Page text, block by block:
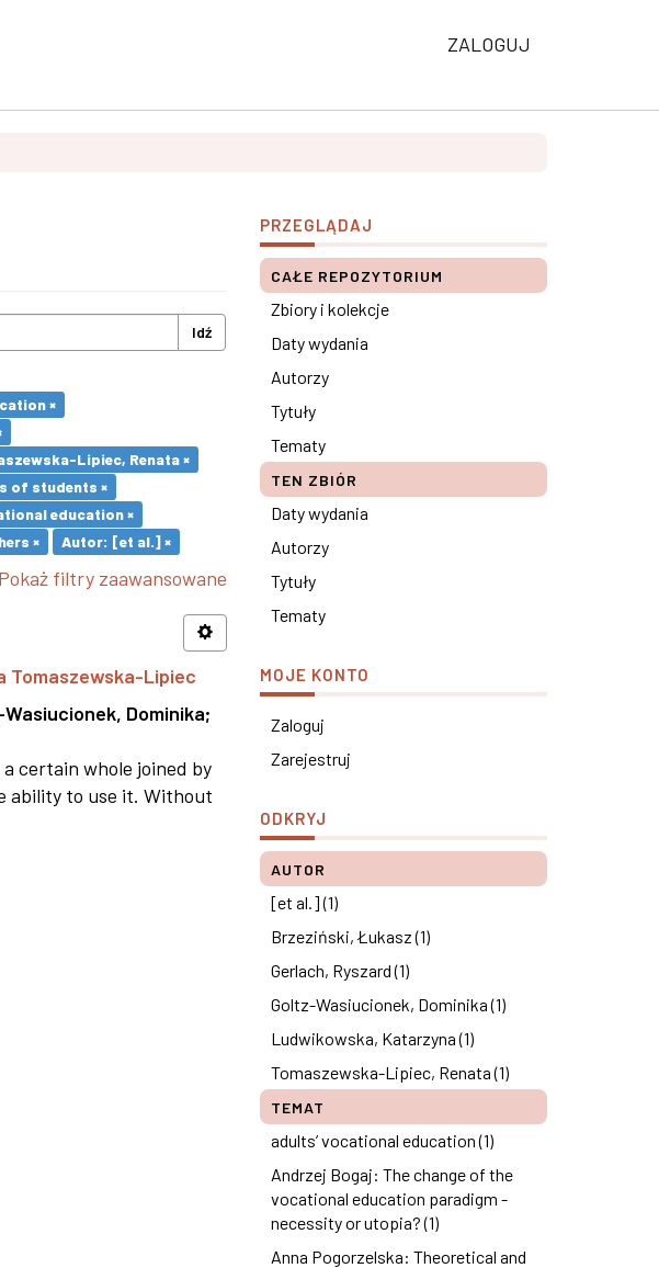
ZALOGUJ
Idź
×
Lipiec, Renata ×
of students ×
education ×
×
Autor: [et al.] ×
Pokaż filtry zaawansowane
Tomaszewska-Lipiec
Dominika;
certain whole joined by
ability to use it. Without
PRZEGLĄDAJ
CAŁE REPOZYTORIUM
Zbiory i kolekcje
Daty wydania
Autorzy
Tytuły
Tematy
TEN ZBIÓR
Daty wydania
Autorzy
Tytuły
Tematy
MOJE KONTO
Zaloguj
Zarejestruj
ODKRYJ
AUTOR
[et al.] (1)
Brzeziński, Łukasz (1)
Gerlach, Ryszard (1)
Goltz-Wasiucionek, Dominika (1)
Ludwikowska, Katarzyna (1)
Tomaszewska-Lipiec, Renata (1)
TEMAT
adults’ vocational education (1)
Andrzej Bogaj: The change of the
vocational education paradigm -
necessity or utopia? (1)
Anna Pogorzelska: Theoretical and